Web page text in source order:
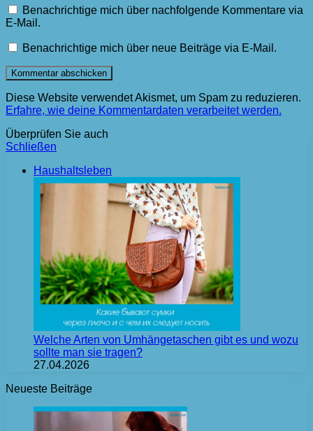
Benachrichtige mich über nachfolgende Kommentare via
E-Mail.
Benachrichtige mich über neue Beiträge via E-Mail.
Diese Website verwendet Akismet, um Spam zu reduzieren.
Erfahre, wie deine Kommentardaten verarbeitet werden.
Überprüfen Sie auch
Schließen
Haushaltsleben
Welche Arten von Umhängetaschen gibt es und wozu
sollte man sie tragen?
27.04.2026
Neueste Beiträge